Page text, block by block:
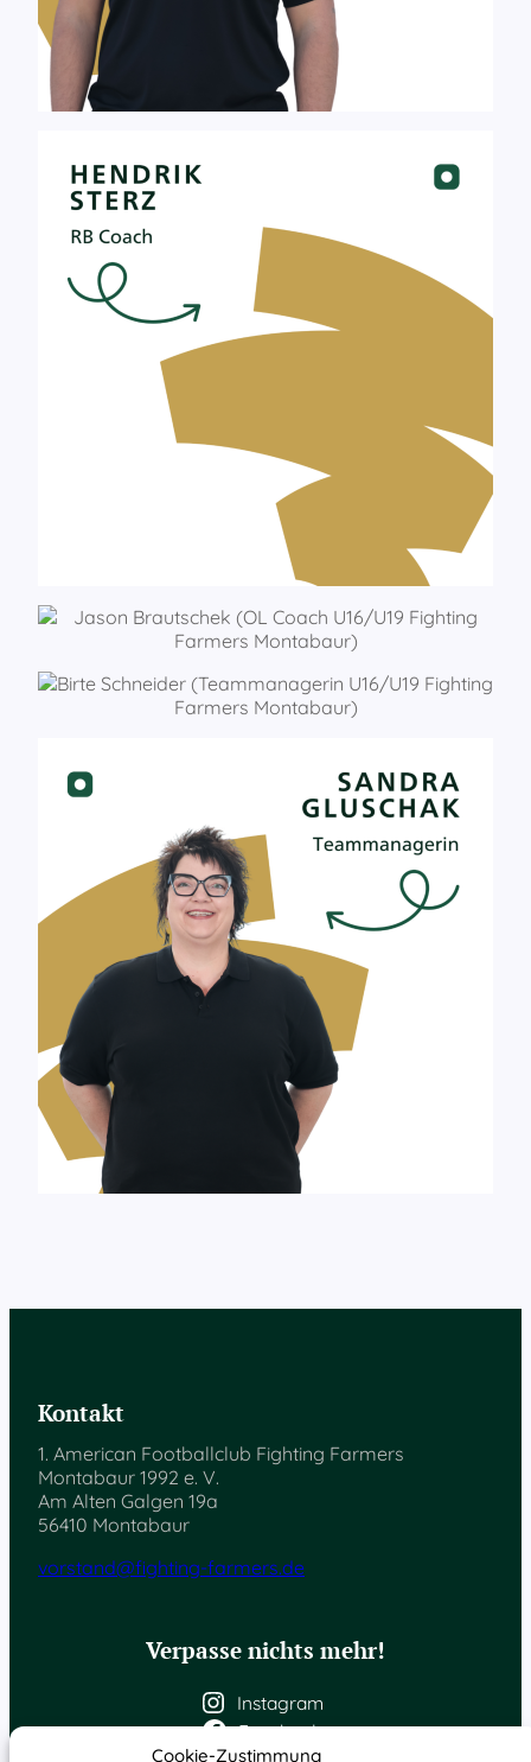
Cookie-Zustimmung
Kontakt
1. American Footballclub Fighting Farmers
Montabaur 1992 e. V.
Am Alten Galgen 19a
56410 Montabaur
vorstand@fighting-farmers.de
Verpasse nichts mehr!
Instagram
Facebook